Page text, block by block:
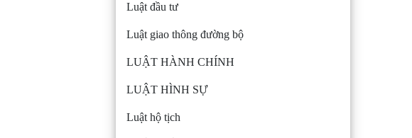
Luật đầu tư
Luật giao thông đường bộ
LUẬT HÀNH CHÍNH
LUẬT HÌNH SỰ
Luật hộ tịch